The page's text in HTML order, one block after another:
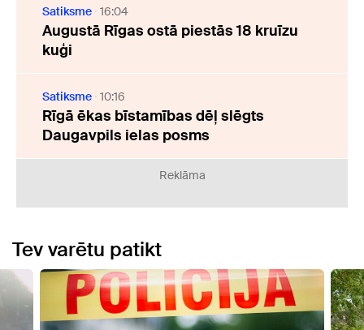
Satiksme 16:04
Augustā Rīgas ostā piestās 18 kruīzu
kuģi
Satiksme 10:16
Rīgā ēkas bīstamības dēļ slēgts
Daugavpils ielas posms
Reklāma
Tev varētu patikt